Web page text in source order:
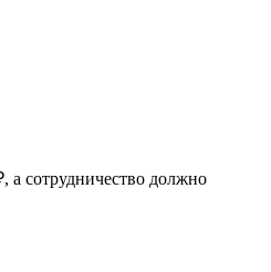
а сотрудничество должно